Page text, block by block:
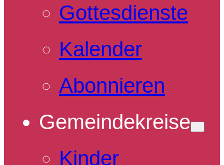
Gottesdienste
Kalender
Abonnieren
Gemeindekreise
Kinder